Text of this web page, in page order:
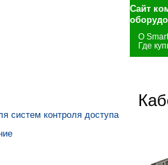
Сайт
О
Где
систем контроля доступа